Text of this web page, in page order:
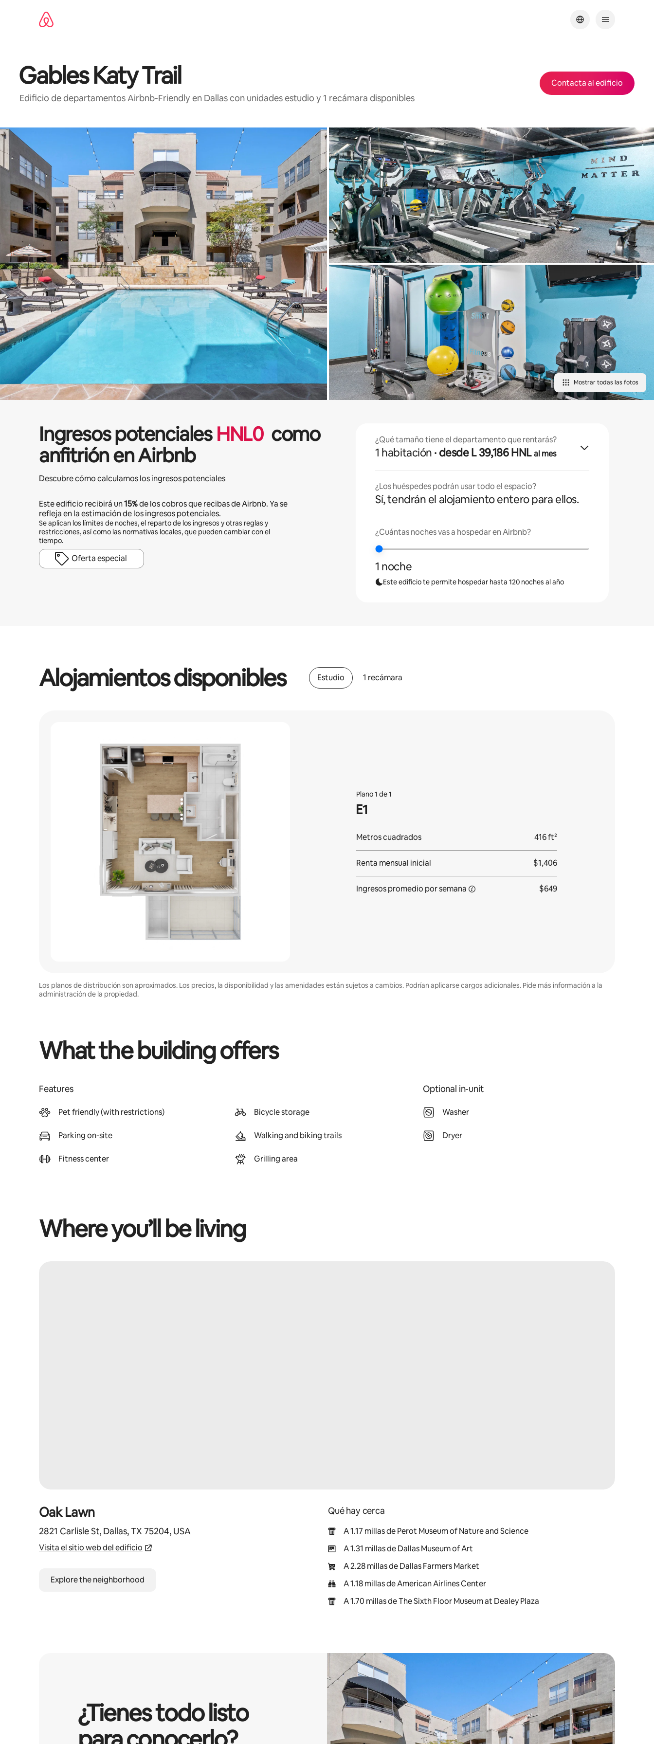
Gables Katy Trail
Edificio de departamentos Airbnb-Friendly en Dallas con unidades estudio y 1 recámara disponibles
Contacta al edificio
Mostrar todas las fotos
Ingresos potenciales HNL0 como
anfitrión en Airbnb
Descubre cómo calculamos los ingresos potenciales
Este edificio recibirá un15%de los cobros que recibas de Airbnb. Ya se
refleja en la estimación de los ingresos potenciales.
Se aplican los límites de noches, el reparto de los ingresos y otras reglas y
restricciones, así como las normativas locales, que pueden cambiar con el
tiempo.
Oferta especial
¿Qué tamaño tiene el departamento que rentarás?
1 habitación · desde L 39,186 HNLal mes
¿Los huéspedes podrán usar todo el espacio?
Sí, tendrán el alojamiento entero para ellos.
¿Cuántas noches vas a hospedar en Airbnb?
1 noche
Este edificio te permite hospedar hasta 120 noches al año
Alojamientos disponibles Estudio 1 recámara
Plano 1 de 1
E1
Metros cuadrados 416 ft²
Renta mensual inicial $1,406
Ingresos promedio porsemana $649
Los planos de distribución son aproximados. Los precios, la disponibilidad y las amenidades están sujetos a cambios. Podrían aplicarse cargos adicionales. Pide más información a la
administración de la propiedad.
What the building offers
Features
Pet friendly (with restrictions)
Parking on-site
Fitness center
Bicycle storage
Walking and biking trails
Grilling area
Optional in-unit
Washer
Dryer
Where you’ll be living
Oak Lawn
2821 Carlisle St, Dallas, TX 75204, USA
Visita el sitio web del edificio
Explore the neighborhood
Qué hay cerca
A 1.17 millas de Perot Museum of Nature and Science
A 1.31 millas de Dallas Museum of Art
A 2.28 millas de Dallas Farmers Market
A 1.18 millas de American Airlines Center
A 1.70 millas de The Sixth Floor Museum at Dealey Plaza
¿Tienes todo listo